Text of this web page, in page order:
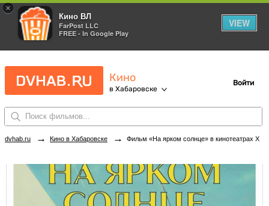
×
Кино ВЛ
FarPost LLC
FREE - In Google Play
VIEW
Кино
в Хабаровске
Войти
dvhab.ru → Кино в Хабаровске → Фильм «На ярком солнце» в кинотеатрах Хабаровска. Купить билеты!